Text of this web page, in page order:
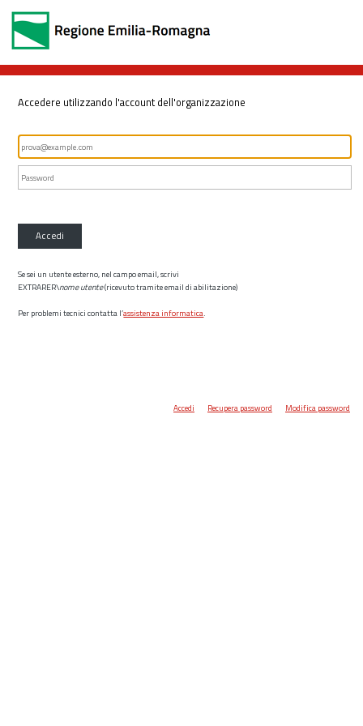
Accedere utilizzando l'account dell'organizzazione
Accedi
Se sei un utente esterno, nel campo email, scrivi
EXTRARER\nome utente(ricevuto tramite email di abilitazione)
Per problemi tecnici contatta l’assistenza informatica.
Accedi Recupera password Modifica password